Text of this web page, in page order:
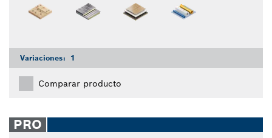
Variaciones: 1
Comparar producto
PRO